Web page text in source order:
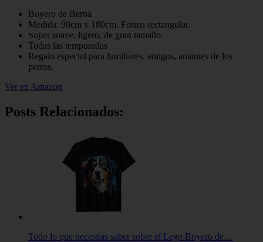
Boyero de Berna
Medida: 90cm x 180cm. Forma rectangular.
Super suave, ligero, de gran tamaño.
Todas las temporadas
Regalo especial para familiares, amigos, amantes de los
perros.
Ver en Amazon
Posts Relacionados:
Todo lo que necesitas saber sobre el Lego Boyero de…